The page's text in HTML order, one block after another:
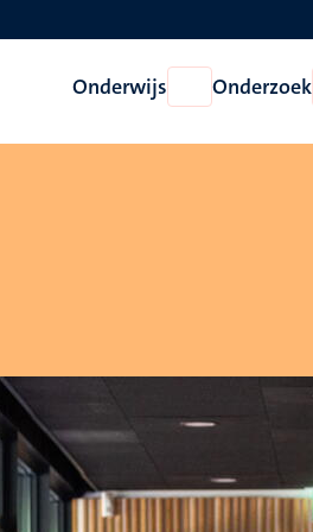
Onderwijs
Open
Onderwijs
Onderzoek